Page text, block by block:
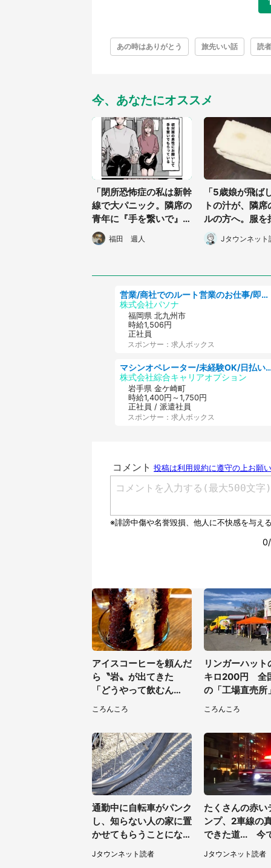
あの時はありがとう 旅先いい話 読
今、あなたにオススメ
「閉所恐怖症の私は新幹
線で大パニック。隣席の
青年に『手を繋いで』と
お願いしたら...」 体験
談に8万人感動
福田 週人
「5歳娘が飛ば
トの汁が、隣
ルの方へ。服を
にすぐさま謝
ど...」（千葉県
Jタウンネット
営業/商社でのルート営業のお仕事/即日勤務可/車通勤可/営業
株式会社パソナ
福岡県 北九州市
時給1,506円
正社員
スポンサー：求人ボックス
マシンオペレーター/未経験OK/日払いOK/
株式会社綜合キャリアオプション
岩手県 金ケ崎町
時給1,400円～1,750円
正社員 / 派遣社員
スポンサー：求人ボックス
アイスコーヒーを頼んだ
ら〝岩〟が出てきた
「どうやって飲むん
ころんころ
リンガーハット
キロ200円 全
の「工場直売所
て来た人も
ころんころ
通勤中に自転車がパンク
し、知らない人の家に置
かせてもらうことになっ
た私。帰りに取りに行く
と、なんと...（東京都・
Jタウンネット読者
たくさんの赤い
ンプ、2車線の
できた道... 今
られない、祖
った夜に見た
Jタウンネット読者